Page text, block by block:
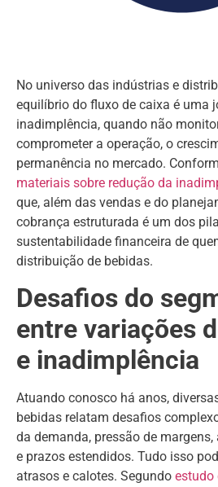
No universo das indústrias e
equilíbrio do fluxo de caixa é uma
inadimplência, quando não
comprometer a operação, o
permanência no mercado.
materiais sobre redução da
que, além das vendas e do
cobrança estruturada é um dos
sustentabilidade financeira de
distribuição de bebidas.
Desafios do
entre variações
e inadimplência
Atuando conosco há anos,
bebidas relatam desafios
da demanda, pressão de
e prazos estendidos. Tudo isso
atrasos e calotes. Segundo estudo